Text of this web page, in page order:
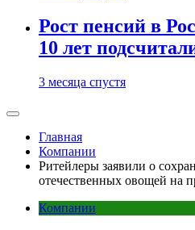
Рост пенсий в
10 лет
3 месяца спустя
Главная
Компании
Ритейлеры заявили о
отечественных овощей на
Компании